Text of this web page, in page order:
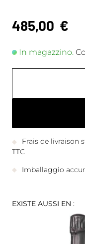
485,00 €
In magazzino.
Frais de livraison
TTC
Imballaggio
EXISTE AUSSI EN :